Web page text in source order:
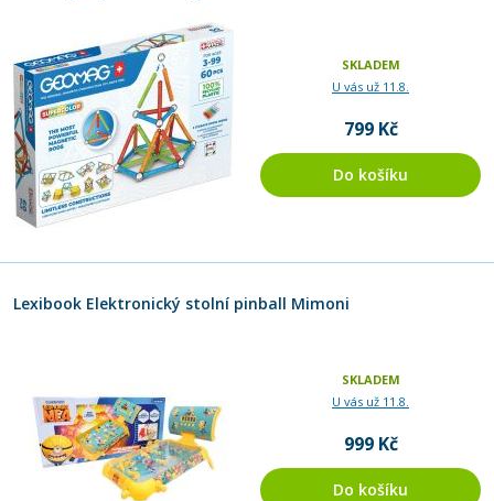
SKLADEM
U vás už 11.8.
799 Kč
Do košíku
Lexibook Elektronický stolní pinball Mimoni
SKLADEM
U vás už 11.8.
999 Kč
Do košíku